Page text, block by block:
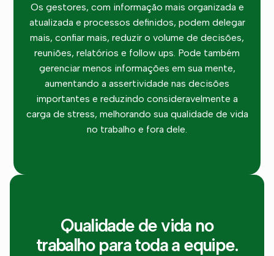
Os gestores, com informação mais organizada e
atualizada e processos definidos, podem delegar
mais, confiar mais, reduzir o volume de decisões,
reuniões, relatórios e follow ups. Pode também
gerenciar menos informações em sua mente,
aumentando a assertividade nas decisões
importantes e reduzindo consideravelmente a
carga de stress, melhorando sua qualidade de vida
no trabalho e fora dele.
Qualidade de vida no
trabalho para toda a equipe.